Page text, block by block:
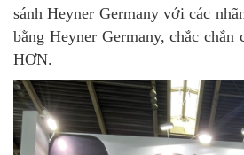
sánh Heyner Germany với các
bằng Heyner Germany, chắc chắn
HƠN.